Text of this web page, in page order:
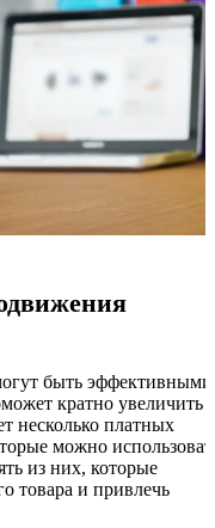
быть
кратно увеличить
несколько платных
можно
из них, которые
товара и привлечь